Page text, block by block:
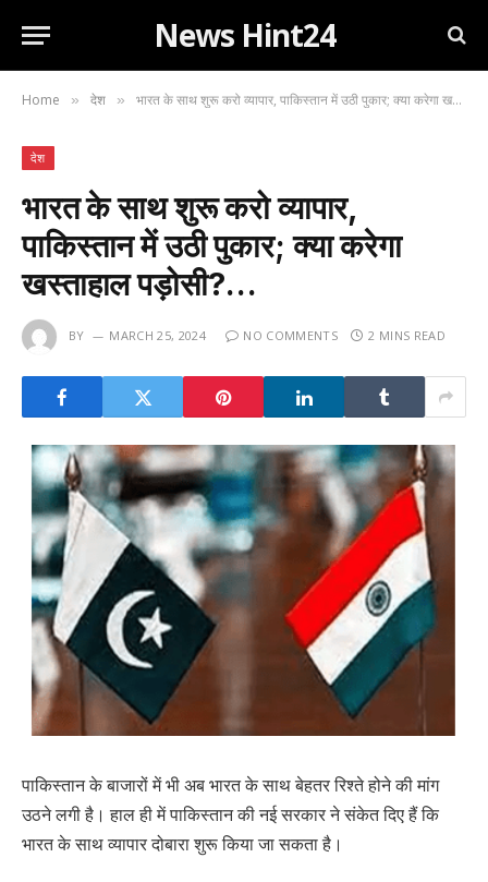
News Hint24
Home » देश » भारत के साथ शुरू करो व्यापार, पाकिस्तान में उठी पुकार; क्या करेगा खस्ताहाल पड़ोसी?…
देश
भारत के साथ शुरू करो व्यापार,
पाकिस्तान में उठी पुकार; क्या करेगा
खस्ताहाल पड़ोसी?…
BY MARCH 25, 2024 NO COMMENTS 2 MINS READ
पाकिस्तान के बाजारों में भी अब भारत के साथ बेहतर रिश्ते होने की मांग
उठने लगी है। हाल ही में पाकिस्तान की नई सरकार ने संकेत दिए हैं कि
भारत के साथ व्यापार दोबारा शुरू किया जा सकता है।